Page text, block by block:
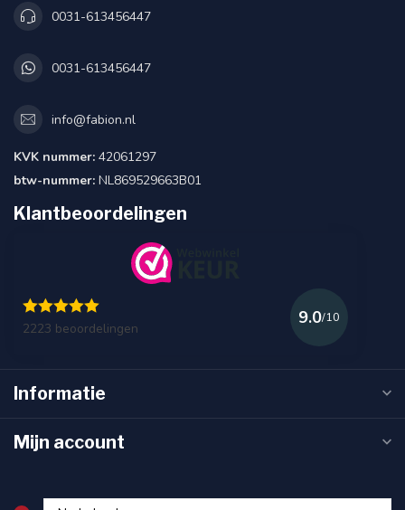
0031-613456447
0031-613456447
info@fabion.nl
KVK nummer: 42061297
btw-nummer: NL869529663B01
Klantbeoordelingen
2223 beoordelingen
9.0/10
Informatie
Mijn account